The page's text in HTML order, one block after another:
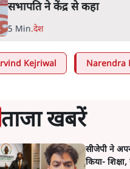
सभापति ने केंद्र से कहा
5 Min.देश
Kejriwal Narendra
ताजा खबरें
सीजेपी ने
किया-